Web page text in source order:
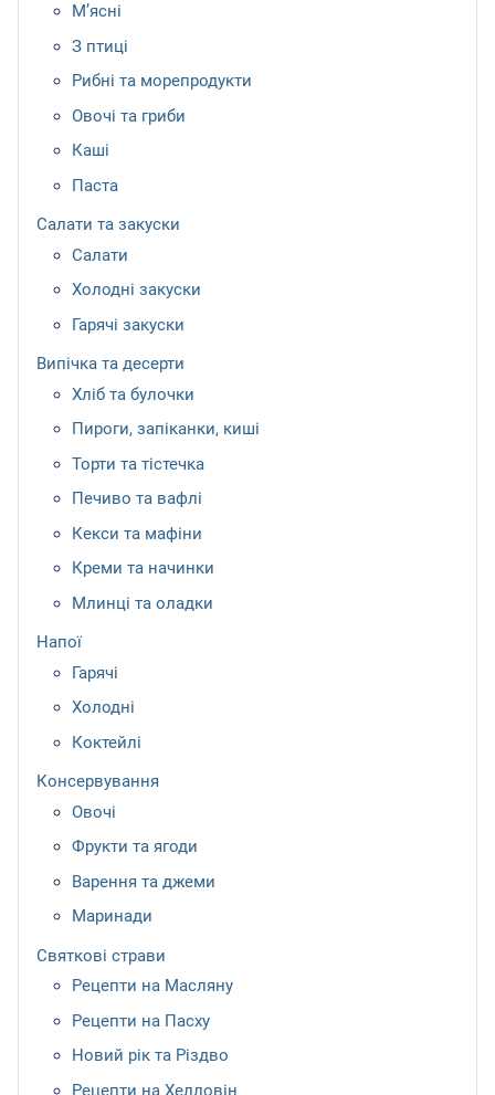
М’ясні
З птиці
Рибні та морепродукти
Овочі та гриби
Каші
Паста
Салати та закуски
Салати
Холодні закуски
Гарячі закуски
Випічка та десерти
Хліб та булочки
Пироги, запіканки, киші
Торти та тістечка
Печиво та вафлі
Кекси та мафіни
Креми та начинки
Млинці та оладки
Напої
Гарячі
Холодні
Коктейлі
Консервування
Овочі
Фрукти та ягоди
Варення та джеми
Маринади
Святкові страви
Рецепти на Масляну
Рецепти на Пасху
Новий рік та Різдво
Рецепти на Хелловін